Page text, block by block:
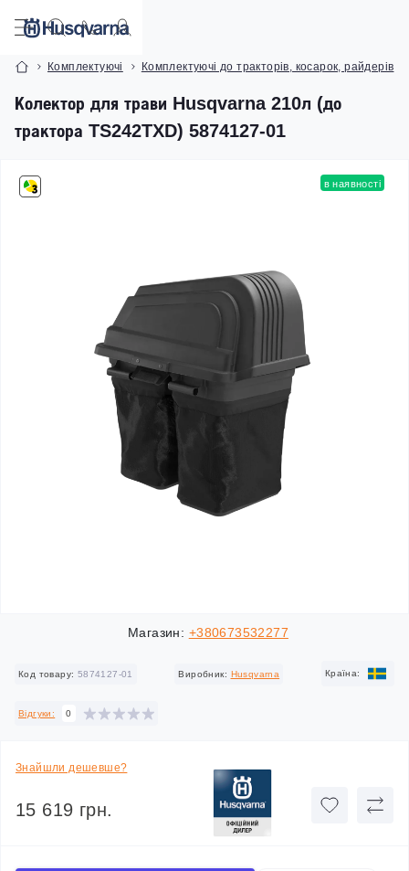
Комплектуючі Комплектуючі до тракторів, косарок, райдерів
Колектор для трави Husqvarna 210л (до
трактора TS242TXD) 5874127-01
в наявності
Магазин: +380673532277
Код товару: 5874127-01 Виробник: Husqvarna Країна:
Відгуки: 0
Знайшли дешевше?
15 619 грн.